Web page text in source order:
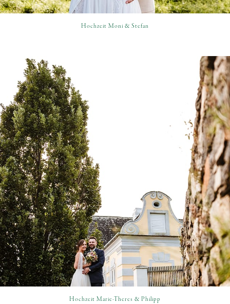
Hochzeit Moni & Stefan
Hochzeit Marie-Theres & Philipp